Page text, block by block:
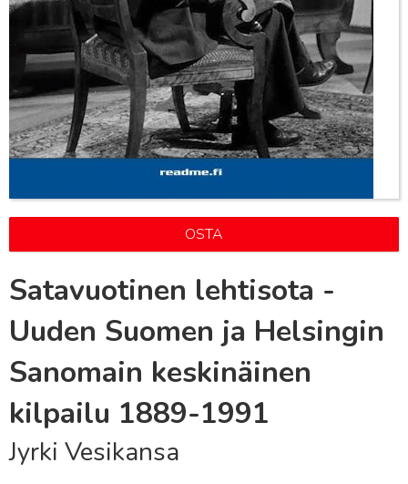
OSTA
Satavuotinen lehtisota -
Uuden Suomen ja Helsingin
Sanomain keskinäinen
kilpailu 1889-1991
Jyrki Vesikansa